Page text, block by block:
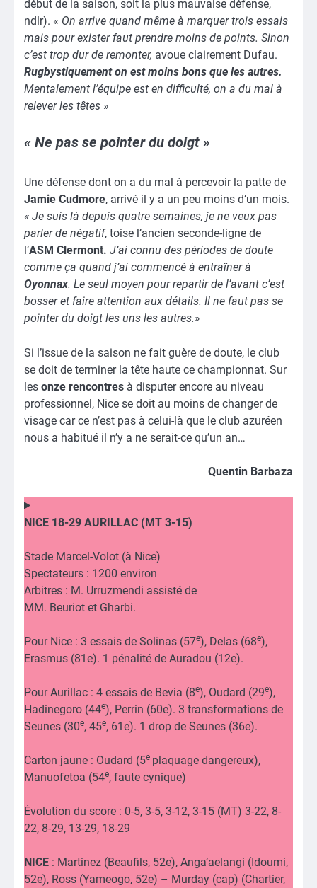
début de la saison, soit la plus mauvaise défense,
ndlr). « On arrive quand même à marquer trois essais
mais pour exister faut prendre moins de points. Sinon
c’est trop dur de remonter, avoue clairement Dufau.
Rugbystiquement on est moins bons que les autres.
Mentalement l’équipe est en difficulté, on a du mal à
relever les têtes »
« Ne pas se pointer du doigt »
Une défense dont on a du mal à percevoir la patte de
Jamie Cudmore, arrivé il y a un peu moins d’un mois.
« Je suis là depuis quatre semaines, je ne veux pas
parler de négatif, toise l’ancien seconde-ligne de
l’ASM Clermont. J’ai connu des périodes de doute
comme ça quand j’ai commencé à entraîner à
Oyonnax. Le seul moyen pour repartir de l’avant c’est
bosser et faire attention aux détails. Il ne faut pas se
pointer du doigt les uns les autres.»
Si l’issue de la saison ne fait guère de doute, le club
se doit de terminer la tête haute ce championnat. Sur
les onze rencontres à disputer encore au niveau
professionnel, Nice se doit au moins de changer de
visage car ce n’est pas à celui-là que le club azuréen
nous a habitué il n’y a ne serait-ce qu’un an…
Quentin Barbaza
NICE 18-29 AURILLAC (MT 3-15)
Stade Marcel-Volot (à Nice)
Spectateurs : 1200 environ
Arbitres : M. Urruzmendi assisté de
MM. Beuriot et Gharbi.
Pour Nice : 3 essais de Solinas (57e), Delas (68e),
Erasmus (81e). 1 pénalité de Auradou (12e).
Pour Aurillac : 4 essais de Bevia (8e), Oudard (29e),
Hadinegoro (44e), Perrin (60e). 3 transformations de
Seunes (30e, 45e, 61e). 1 drop de Seunes (36e).
Carton jaune : Oudard (5e plaquage dangereux),
Manuofetoa (54e, faute cynique)
Évolution du score : 0-5, 3-5, 3-12, 3-15 (MT) 3-22, 8-
22, 8-29, 13-29, 18-29
NICE : Martinez (Beaufils, 52e), Anga’aelangi (Idoumi,
52e), Ross (Yameogo, 52e) – Murday (cap) (Chartier,